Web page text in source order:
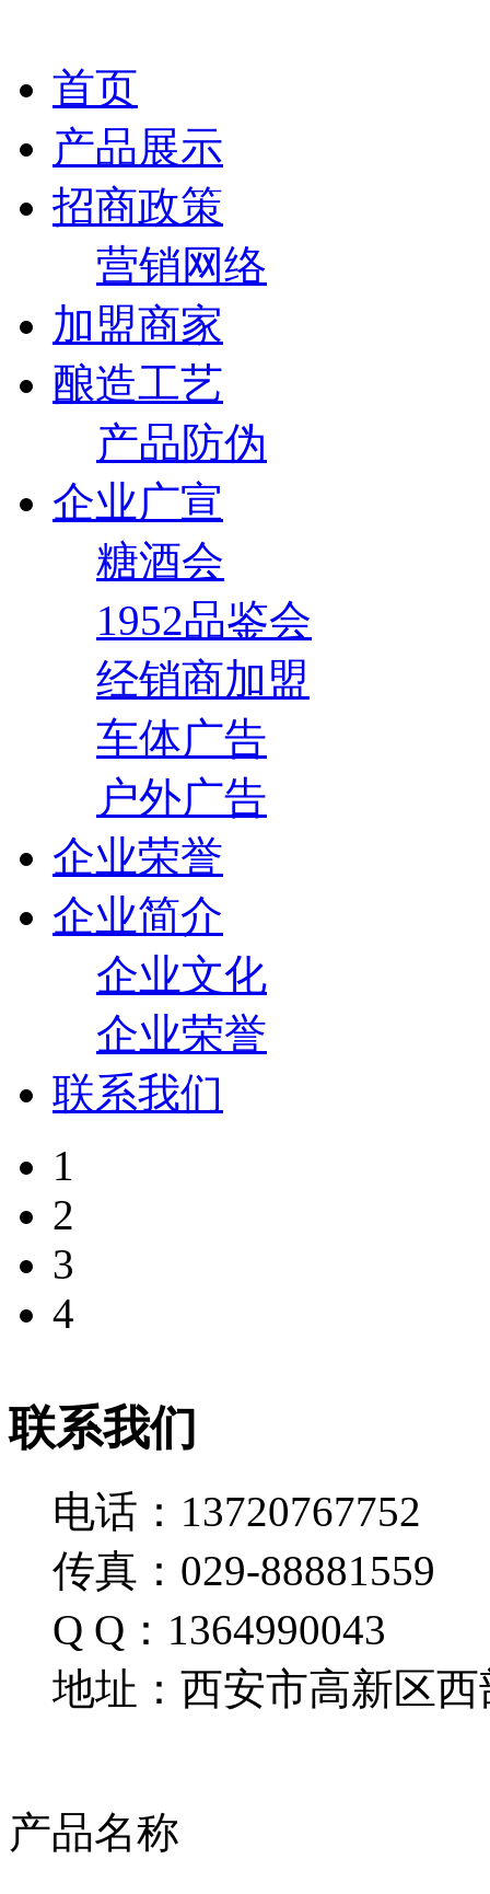
首页
产品展示
招商政策
营销网络
加盟商家
酿造工艺
产品防伪
企业广宣
糖酒会
1952品鉴会
经销商加盟
车体广告
户外广告
企业荣誉
企业简介
企业文化
企业荣誉
联系我们
1
2
3
4
联系我们
电话：13720767752
传真：029-88881559
Q Q：1364990043
地址：西安市高新区西
产品名称